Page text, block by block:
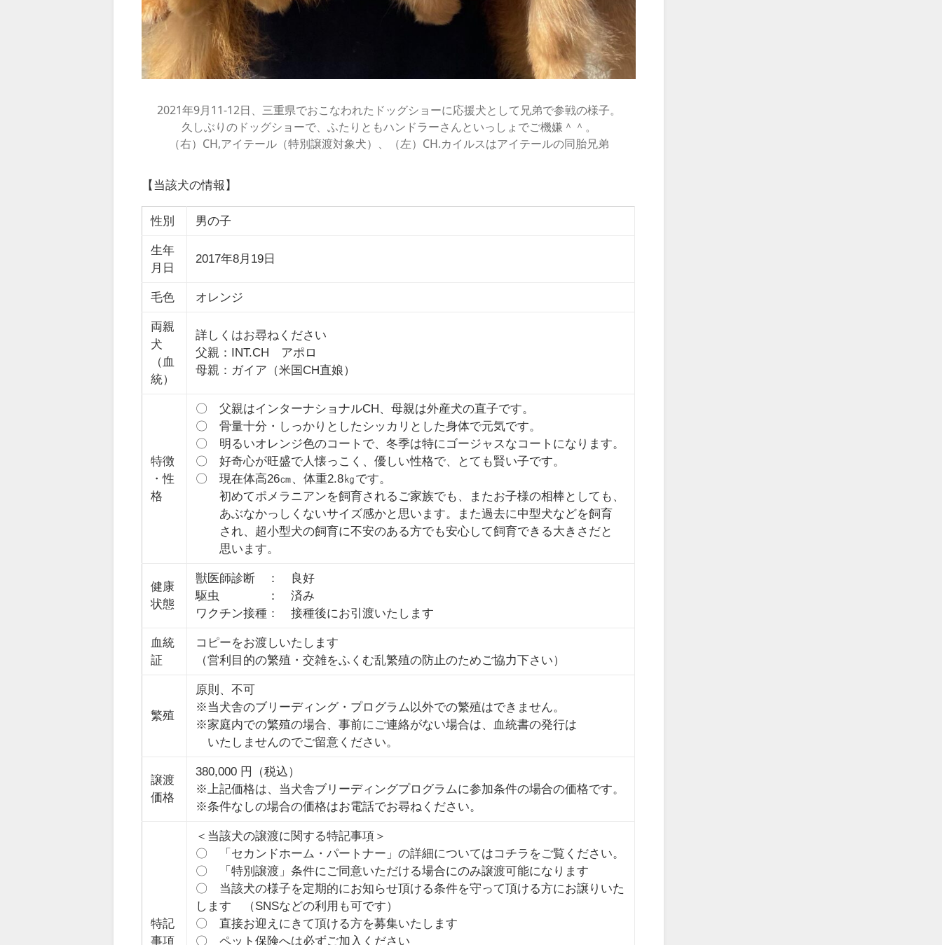
2021年9月11-12日、三重県でおこなわれたドッグショーに応援犬として兄弟で参戦の様子。
久しぶりのドッグショーで、ふたりともハンドラーさんといっしょでご機嫌＾＾。
（右）CH,アイテール（特別譲渡対象犬）、（左）CH.カイルスはアイテールの同胎兄弟
【当該犬の情報】
性別 男の子
生年
月日
2017年8月19日
毛色 オレンジ
両親
犬
（血
統）
詳しくはお尋ねください
父親：INT.CH アポロ
母親：ガイア（米国CH直娘）
特徴
・性
格
〇 父親はインターナショナルCH、母親は外産犬の直子です。
〇 骨量十分・しっかりとしたシッカリとした身体で元気です。
〇 明るいオレンジ色のコートで、冬季は特にゴージャスなコートになります。
〇 好奇心が旺盛で人懐っこく、優しい性格で、とても賢い子です。
〇 現在体高26㎝、体重2.8㎏です。
初めてポメラニアンを飼育されるご家族でも、またお子様の相棒としても、
あぶなかっしくないサイズ感かと思います。また過去に中型犬などを飼育
され、超小型犬の飼育に不安のある方でも安心して飼育できる大きさだと
思います。
健康
状態
獣医師診断 ： 良好
駆虫 ： 済み
ワクチン接種： 接種後にお引渡いたします
血統
証
コピーをお渡しいたします
（営利目的の繁殖・交雑をふくむ乱繁殖の防止のためご協力下さい）
繁殖
原則、不可
※当犬舎のブリーディング・プログラム以外での繁殖はできません。
※家庭内での繁殖の場合、事前にご連絡がない場合は、血統書の発行は
いたしませんのでご留意ください。
譲渡
価格
380,000 円（税込）
※上記価格は、当犬舎ブリーディングプログラムに参加条件の場合の価格です。
※条件なしの場合の価格はお電話でお尋ねください。
特記
事項
＜当該犬の譲渡に関する特記事項＞
〇 「セカンドホーム・パートナー」の詳細についてはコチラをご覧ください。
〇 「特別譲渡」条件にご同意いただける場合にのみ譲渡可能になります
〇 当該犬の様子を定期的にお知らせ頂ける条件を守って頂ける方にお譲りいた
します （SNSなどの利用も可です）
〇 直接お迎えにきて頂ける方を募集いたします
〇 ペット保険へは必ずご加入ください